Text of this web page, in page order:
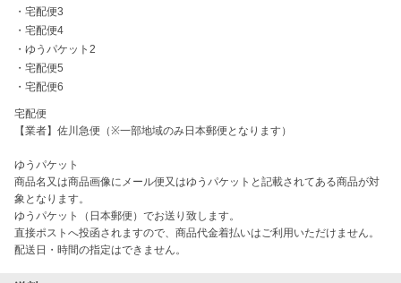
・ 宅配便3
・ 宅配便4
・ ゆうパケット2
・ 宅配便5
・ 宅配便6
宅配便
【業者】佐川急便（※一部地域のみ日本郵便となります）
ゆうパケット
商品名又は商品画像にメール便又はゆうパケットと記載されてある商品が対
象となります。
ゆうパケット（日本郵便）でお送り致します。
直接ポストへ投函されますので、商品代金着払いはご利用いただけません。
配送日・時間の指定はできません。